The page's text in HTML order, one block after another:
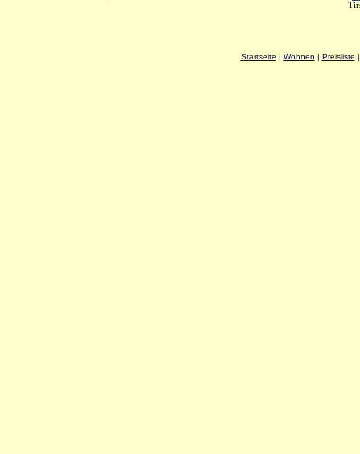
Startseite | Wohnen | Preisliste